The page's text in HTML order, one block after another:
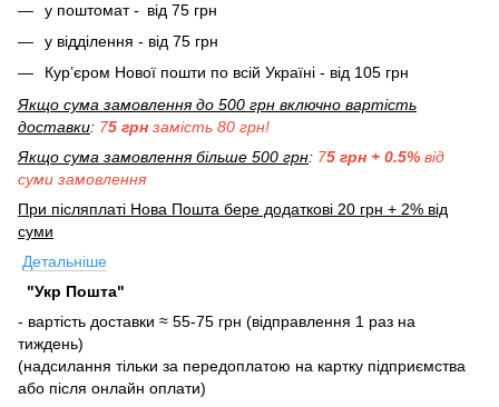
у поштомат - від 75 грн
у відділення - від 75 грн
Кур’єром Нової пошти по всій Україні - від 105 грн
Якщо сума замовлення до 500 грн включно вартість
доставки: 75 грн замість 80 грн!
Якщо сума замовлення більше 500 грн: 75 грн + 0.5% від
суми замовлення
При післяплаті Нова Пошта бере додаткові 20 грн + 2% від
суми
Детальніше
"Укр Пошта"
- вартість доставки ≈ 55-75 грн (відправлення 1 раз на
тиждень)
(надсилання тільки за передоплатою на картку підприємства
або після онлайн оплати)